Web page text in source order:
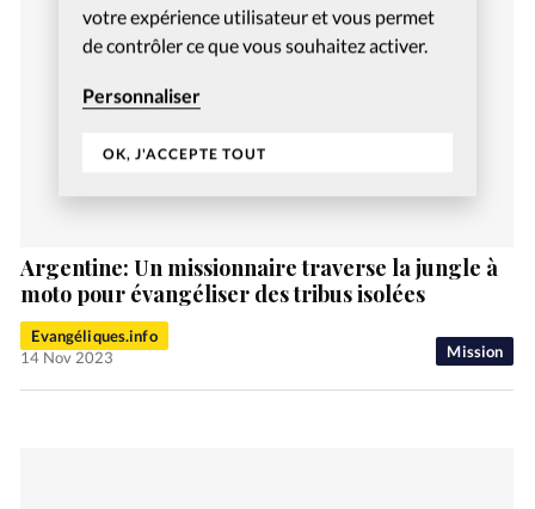
votre expérience utilisateur et vous permet
de contrôler ce que vous souhaitez activer.
Personnaliser
OK, J'ACCEPTE TOUT
Mission
Argentine: Un missionnaire traverse la jungle à
moto pour évangéliser des tribus isolées
Evangéliques.info
14 Nov 2023